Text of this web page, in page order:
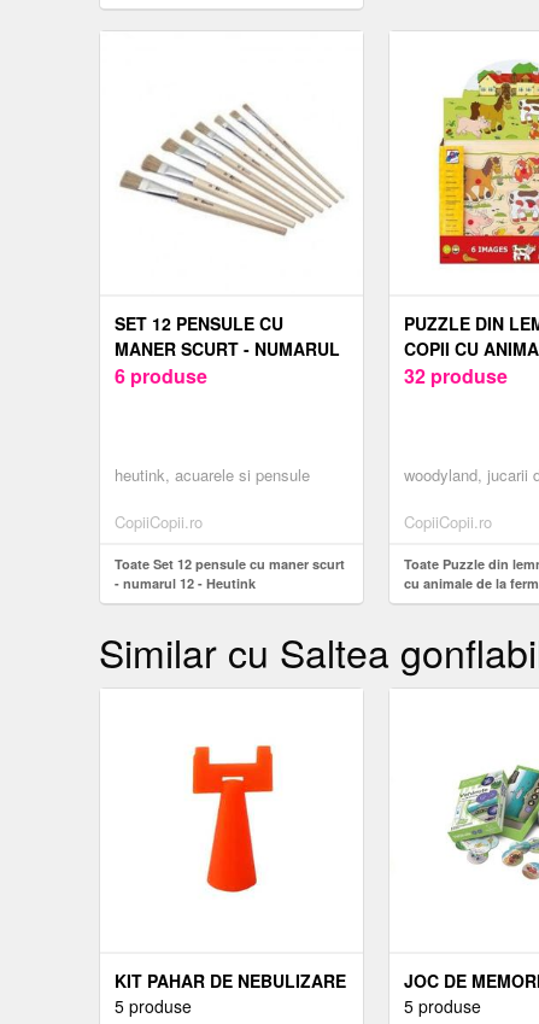
SET 12 PENSULE CU
MANER SCURT - NUMARUL
12 - HEUTINK
6 produse
heutink, acuarele si pensule
CopiiCopii.ro
Toate Set 12 pensule cu maner scurt
- numarul 12 - Heutink
PUZZLE DIN
COPII CU
FERMA
32 produse
woodyland, jucarii
CopiiCopii.ro
Toate Puzzle din
cu animale de la
Similar cu Saltea
KIT PAHAR DE NEBULIZARE
REDLINE PENTRU
5 produse
JOC DE
RASPUNDEL
5 produse